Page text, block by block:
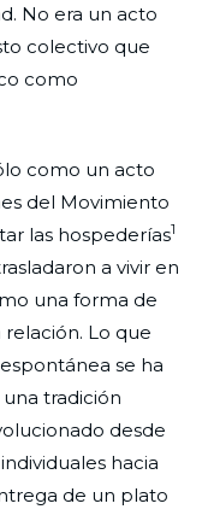
No era un acto
colectivo que
como
como un acto
del Movimiento
las hospederías1
a vivir en
una forma de
Lo que
se ha
tradición
desde
hacia
de un plato